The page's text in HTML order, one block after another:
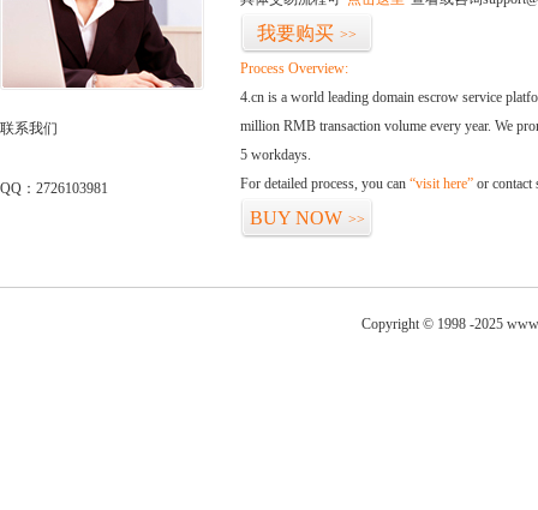
联系我们
QQ：2726103981
我要购买 >>
Process Overview:
4.cn is a world leading domain escrow service
million RMB transaction volume every year. We
5 workdays.
For detailed process, you can “visit here” or contact
BUY NOW >>
Copyright © 1998 -2025